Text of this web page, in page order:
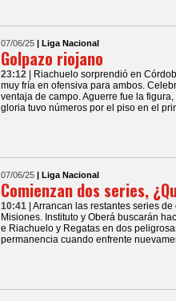
07/06/25 | Liga Nacional
Golpazo riojano
23:12
| Riachuelo sorprendió en
muy fría en ofensiva para ambos.
ventaja de campo. Aguerre fue la
gloria tuvo números por el piso en el
07/06/25 | Liga Nacional
Comienzan dos series,
10:41 | Arrancan las restantes series
Misiones. Instituto y Oberá buscarán
e Riachuelo y Regatas en dos
permanencia cuando enfrente